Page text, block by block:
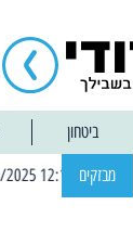
ביטחון
מבזקים